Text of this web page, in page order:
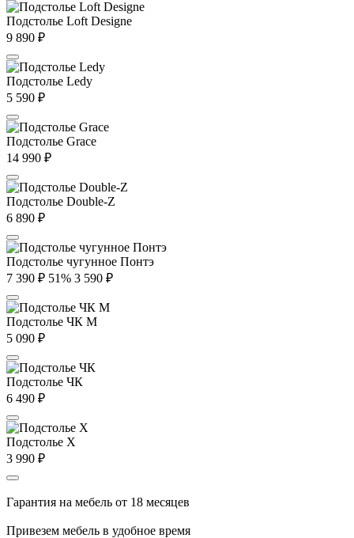
Подстолье Loft Designe
9 890 ₽
Подстолье Ledy
5 590 ₽
Подстолье Grace
14 990 ₽
Подстолье Double-Z
6 890 ₽
Подстолье чугунное Понтэ
7 390 ₽ 51% 3 590 ₽
Подстолье ЧК М
5 090 ₽
Подстолье ЧК
6 490 ₽
Подстолье X
3 990 ₽
Гарантия на мебель от 18 месяцев
Привезем мебель в удобное время